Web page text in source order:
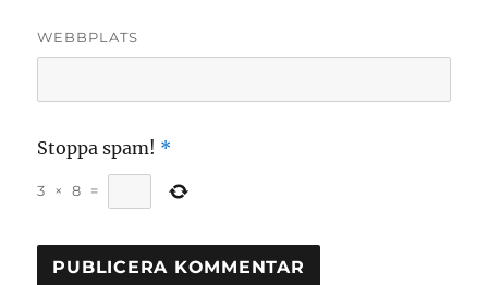
WEBBPLATS
Stoppa spam! *
3 × 8 =